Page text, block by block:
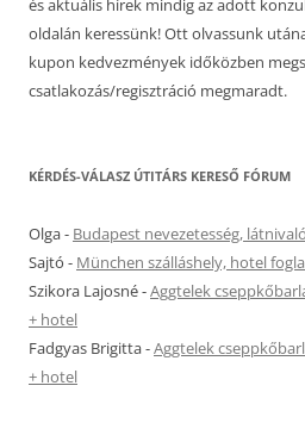
és aktuális hírek mindig az adott
oldalán keressünk! Ott olvassunk
kupon kedvezmények időközben
csatlakozás/regisztráció megmaradt.
KÉRDÉS-VÁLASZ ÚTITÁRS KERESŐ FÓRUM
Olga- Budapest nevezetesség,
Sajtó - München szálláshely, hotel
Szikora Lajosné-Aggtelek
+ hotel
Fadgyas Brigitta-Aggtelek
+ hotel